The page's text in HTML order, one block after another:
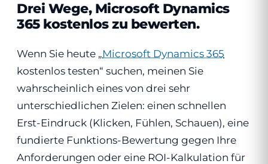
Drei Wege, Microsoft Dynamics
365 kostenlos zu bewerten.
Wenn Sie heute „Microsoft Dynamics 365
kostenlos testen“ suchen, meinen Sie
wahrscheinlich eines von drei sehr
unterschiedlichen Zielen: einen schnellen
Erst-Eindruck (Klicken, Fühlen, Schauen), eine
fundierte Funktions-Bewertung gegen Ihre
Anforderungen oder eine ROI-Kalkulation für